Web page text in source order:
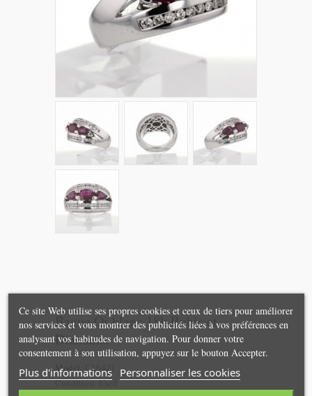
Bague Or blanc 18k Rubis et
Diamants
Model: C16421
Condition:Used
Ce site Web utilise ses propres cookies et ceux de tiers pour améliorer
nos services et vous montrer des publicités liées à vos préférences en
analysant vos habitudes de navigation. Pour donner votre
consentement à son utilisation, appuyez sur le bouton Accepter.
Plus d'informations Personnaliser les cookies